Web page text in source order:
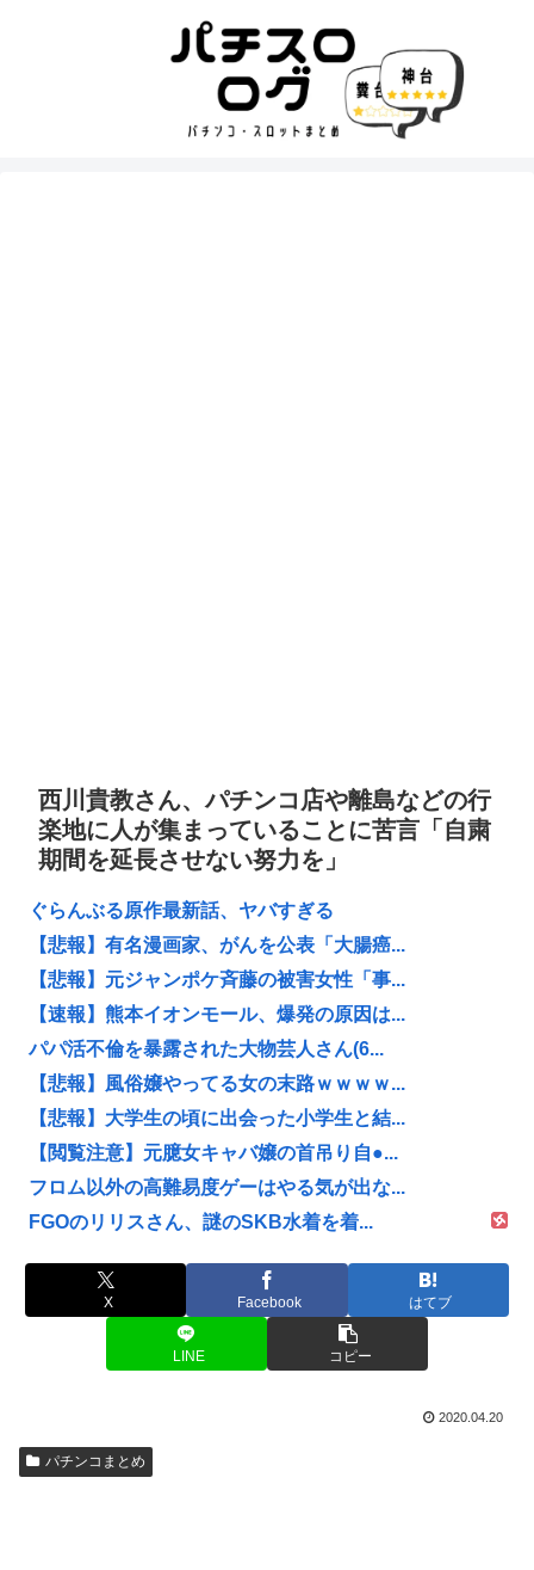
西川貴教さん、パチンコ店や離島などの行
楽地に人が集まっていることに苦言「自粛
期間を延長させない努力を」
ぐらんぶる原作最新話、ヤバすぎる
【悲報】有名漫画家、がんを公表「大腸癌...
【悲報】元ジャンポケ斉藤の被害女性「事...
【速報】熊本イオンモール、爆発の原因は...
パパ活不倫を暴露された大物芸人さん(6...
【悲報】風俗嬢やってる女の末路ｗｗｗｗ...
【悲報】大学生の頃に出会った小学生と結...
【閲覧注意】元臆女キャバ嬢の首吊り自●...
フロム以外の高難易度ゲーはやる気が出な...
FGOのリリスさん、謎のSKB水着を着...
X Facebook はてブ
LINE コピー
2020.04.20
パチンコまとめ